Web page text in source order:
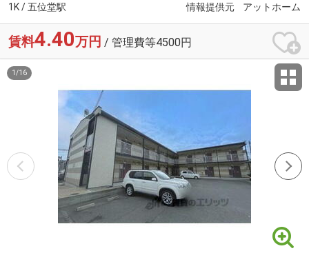
1K / 五位堂駅 情報提供元 アットホーム
賃料4.40万円 / 管理費等4500円
1 /16